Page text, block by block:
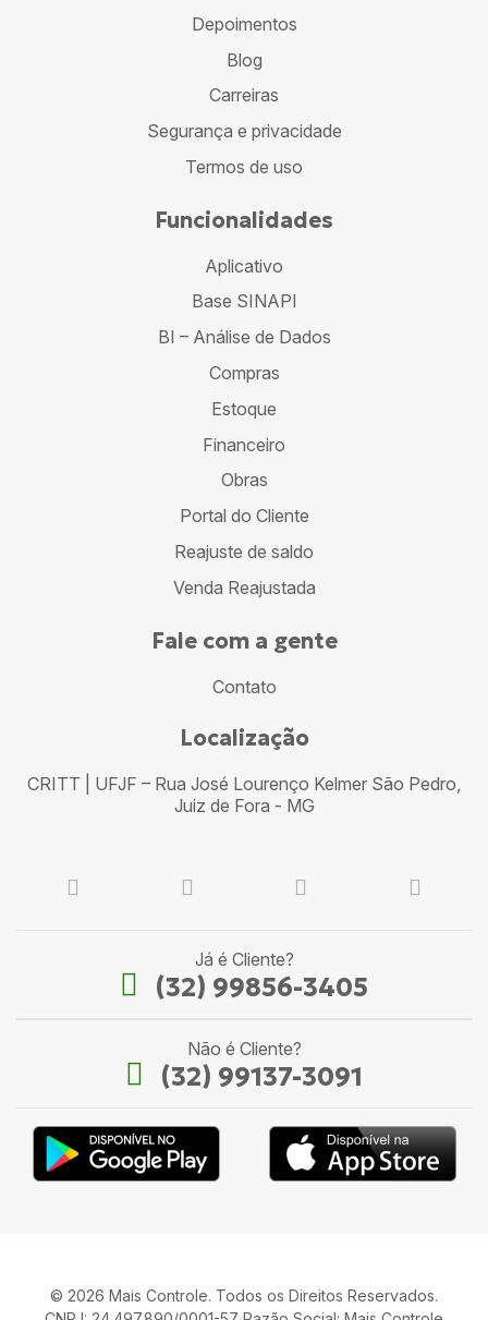
Depoimentos
Blog
Carreiras
Segurança e privacidade
Termos de uso
Funcionalidades
Aplicativo
Base SINAPI
BI – Análise de Dados
Compras
Estoque
Financeiro
Obras
Portal do Cliente
Reajuste de saldo
Venda Reajustada
Fale com a gente
Contato
Localização
CRITT | UFJF – Rua José Lourenço Kelmer São Pedro,
Juiz de Fora - MG
Já é Cliente?
(32) 99856-3405
Não é Cliente?
(32) 99137-3091
© 2026 Mais Controle. Todos os Direitos Reservados.